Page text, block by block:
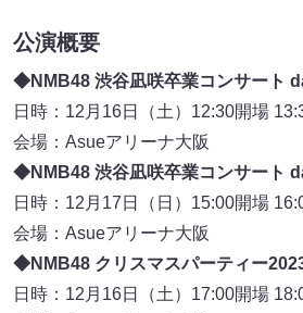
公演概要
◆NMB48 渋谷凪咲卒業コンサート
日時：12月16日（土）12:30開場
会場：Asueアリーナ大阪
◆NMB48 渋谷凪咲卒業コンサート
日時：12月17日（日）15:00開場
会場：Asueアリーナ大阪
◆NMB48 クリスマスパーティー
日時：12月16日（土）17:00開場